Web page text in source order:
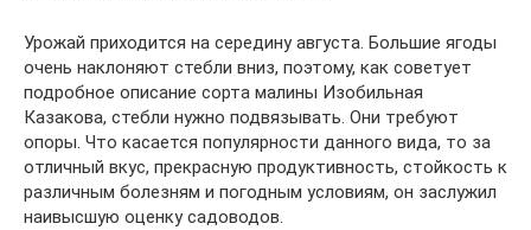
Урожай приходится на середину августа. Большие ягоды
очень наклоняют стебли вниз, поэтому, как советует
подробное описание сорта малины Изобильная
Казакова, стебли нужно подвязывать. Они требуют
опоры. Что касается популярности данного вида, то за
отличный вкус, прекрасную продуктивность, стойкость к
различным болезням и погодным условиям, он заслужил
наивысшую оценку садоводов.